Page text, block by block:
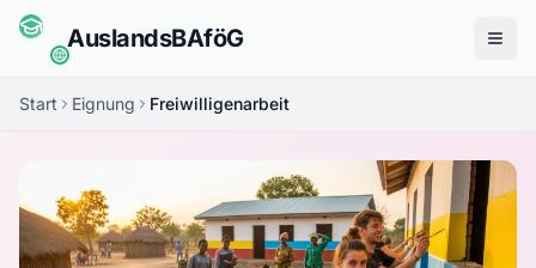
AuslandsBAföG
Start Eignung Freiwilligenarbeit